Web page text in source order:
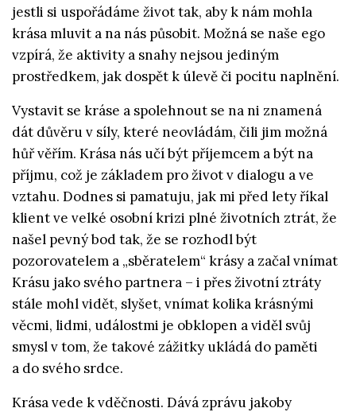
jestli si uspořádáme život tak, aby k nám mohla
krása mluvit a na nás působit. Možná se naše ego
vzpírá, že aktivity a snahy nejsou jediným
prostředkem, jak dospět k úlevě či pocitu naplnění.
Vystavit se kráse a spolehnout se na ni znamená
dát důvěru v síly, které neovládám, čili jim možná
hůř věřím. Krása nás učí být příjemcem a být na
příjmu, což je základem pro život v dialogu a ve
vztahu. Dodnes si pamatuju, jak mi před lety říkal
klient ve velké osobní krizi plné životních ztrát, že
našel pevný bod tak, že se rozhodl být
pozorovatelem a „sběratelem“ krásy a začal vnímat
Krásu jako svého partnera – i přes životní ztráty
stále mohl vidět, slyšet, vnímat kolika krásnými
věcmi, lidmi, událostmi je obklopen a viděl svůj
smysl v tom, že takové zážitky ukládá do paměti
a do svého srdce.
Krása vede k vděčnosti. Dává zprávu jakoby